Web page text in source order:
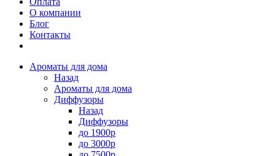
О компании
Блог
Контакты
Ароматы для дома
Назад
Ароматы для дома
Диффузоры
Назад
Диффузоры
до 1900р
до 3000р